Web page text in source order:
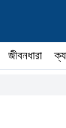
জীবনধারা